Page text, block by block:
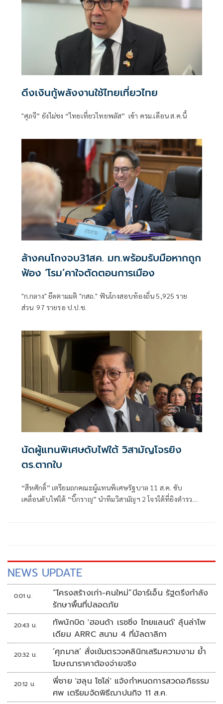
ดึงเงินกู้พลังงานใช้ไทยเที่ยวไทย
"ศุภจี” ยังไม่ชง “ไทยเที่ยวไทยพลัส” เข้า ครม.เดือน ส.ค.นี้
ล้างคนโกงจบ31สค. มท.พร้อมรับมือหากถูก
ฟ้อง ‘โรม’คาใจตัดตอนการเมือง
"ก.กลาง" ยึดตามมติ "กสถ." ฟันโกงสอบท้องถิ่น 5,925 ราย
ส่วน 97 รายรอ ป.ป.ช.
นัดผู้แทนพิเศษดับไฟใต้ วิสามัญโจรยิง
ตร.ตากใบ
“สีหศักดิ์”​ เตรียมถกคณะผู้แทน​พิเศษรัฐบาล​ 11 ส.ค. ขับ
เคลื่อนดับไฟใต้​ “บิ๊กราญ” นำทีมวิสามัญฯ 2 โจรใต้ที่ยิงตำรวจ
NEWS UPDATE
0:01 น.
“โครงสร้างเก่า-คนใหม่”บีอาร์เอ็น รัฐตรึงกำลัง
รักษาพื้นที่ปลอดภัย
20:43 น.
ทัพนักบิด 'ฮอนด้า เรซซิ่ง ไทยแลนด์' ลุ้นล่าโพ
เดียม ARRC สนาม 4 ที่มัลดาลิกา
20:32 น.
‘ศุภมาส’ สั่งเข้มตรวจคลินิกเสริมความงาม ย้ำ
โฆษณาราคาต้องจ่ายจริง
20:12 น.
พี่ชาย 'ฮลุน โซโล่' แจ้งกำหนดการสวดอภิธรรม
ศพ เตรียมจัดพิธีฌาปนกิจ 11 ส.ค.